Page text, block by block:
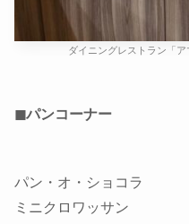
ダイニングレストラン「
◼パンコーナー
パン・オ・ショコラ
ミニクロワッサン